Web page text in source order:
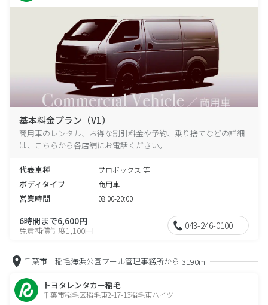
基本料金プラン（V1）
商用車のレンタル、お得な割引料金や予約、乗り捨てなどの詳細
は、こちらから各店舗にお電話ください。
代表車種 プロボックス 等
ボディタイプ 商用車
営業時間 08:00-20:00
6時間まで6,600円
免責補償制度1,100円 043-246-0100
千葉市 稲毛海浜公園プール管理事務所から 3190m
トヨタレンタカー稲毛
千葉市稲毛区稲毛東2-17-13稲毛東ハイツ